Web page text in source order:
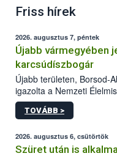
Friss hírek
2026. augusztus 7, péntek
Újabb vármegyében
karcsúdíszbogár
Újabb területen, Borsod-
igazolta a Nemzeti
kőrisrontó
kártevőt nem csak
az intenzív felderítést,
hatósággal is
TOVÁBB >
2026. augusztus 6, csütörtök
Szüret után is